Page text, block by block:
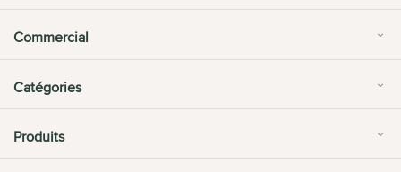
Commercial
Catégories
Produits